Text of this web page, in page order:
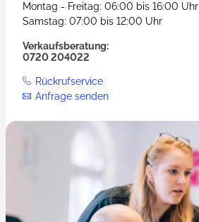
Montag - Freitag: 06:00 bis 16:00 Uhr
Samstag: 07:00 bis 12:00 Uhr
Verkaufsberatung:
0720 204022
Rückrufservice
Anfrage senden